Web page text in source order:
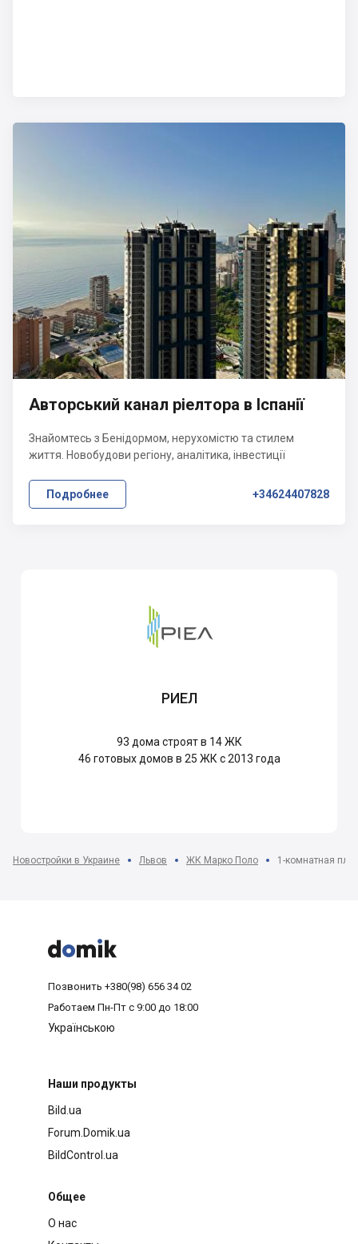
Авторський канал ріелтора в Іспанії
Знайомтесь з Бенідормом, нерухомістю та стилем
життя. Новобудови регіону, аналітика, інвестиції
Подробнее +34624407828
РИЕЛ
93 дома строят в 14 ЖК
46 готовых домов в 25 ЖК с 2013 года
Новостройки в Украине Львов ЖК Марко Поло 1-комнатная



Позвонить +380(98) 656 34 02
Работаем Пн-Пт с 9:00 до 18:00
Українською
Наши продукты
Bild.ua
Forum.Domik.ua
BildControl.ua
Общее
О нас